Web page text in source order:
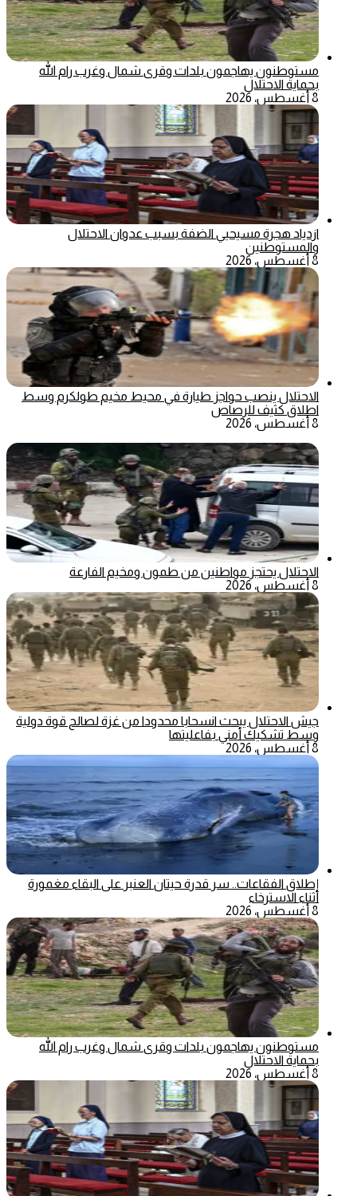
مستوطنون يهاجمون بلدات وقرى شمال وغرب رام الله
بحماية الاحتلال
8 أغسطس، 2026
ازدياد هجرة مسيحيي الضفة بسبب عدوان الاحتلال
والمستوطنين
8 أغسطس، 2026
الاحتلال ينصب حواجز طيارة في محيط مخيم طولكرم وسط
اطلاق كثيف للرصاص
8 أغسطس، 2026
الاحتلال يحتجز مواطنين من طمون ومخيم الفارعة
8 أغسطس، 2026
جيش الاحتلال يبحث انسحابا محدودا من غزة لصالح قوة دولية
وسط تشكيك أمني بفاعليتها
8 أغسطس، 2026
إطلاق الفقاعات.. سر قدرة حيتان العنبر على البقاء مغمورة
أثناء الاسترخاء
8 أغسطس، 2026
مستوطنون يهاجمون بلدات وقرى شمال وغرب رام الله
بحماية الاحتلال
8 أغسطس، 2026